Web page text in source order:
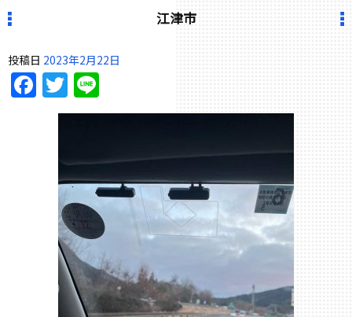
江津市
投稿日 2023年2月22日
Facebook
Twitter